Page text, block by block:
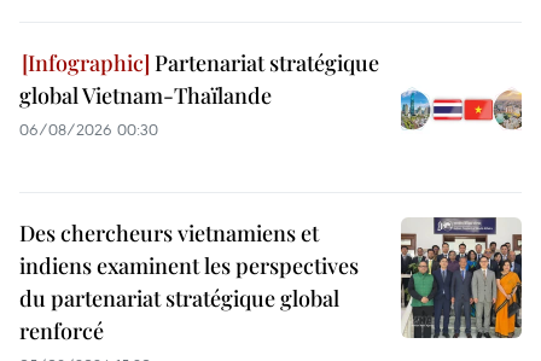
Partenariat stratégique
global Vietnam-Thaïlande
06/08/2026 00:30
Des chercheurs vietnamiens et
indiens examinent les perspectives
du partenariat stratégique global
renforcé